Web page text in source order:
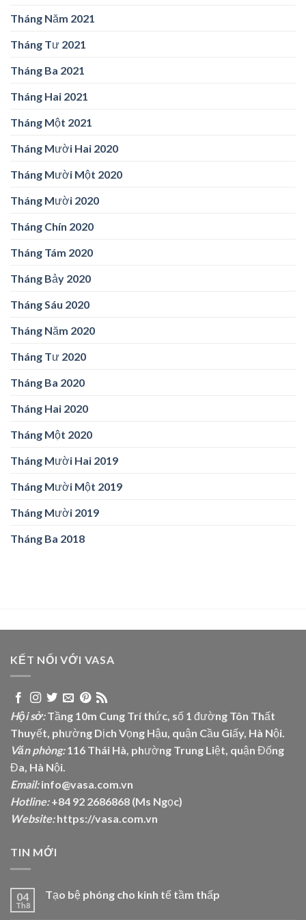
Tháng Năm 2021
Tháng Tư 2021
Tháng Ba 2021
Tháng Hai 2021
Tháng Một 2021
Tháng Mười Hai 2020
Tháng Mười Một 2020
Tháng Mười 2020
Tháng Chín 2020
Tháng Tám 2020
Tháng Bảy 2020
Tháng Sáu 2020
Tháng Năm 2020
Tháng Tư 2020
Tháng Ba 2020
Tháng Hai 2020
Tháng Một 2020
Tháng Mười Hai 2019
Tháng Mười Một 2019
Tháng Mười 2019
Tháng Ba 2018
KẾT NỐI VỚI VASA
Hội sở:Tầng 10m Cung Trí thức, số 1 đường Tôn Thất
Thuyết, phường Dịch Vọng Hậu, quận Cầu Giấy, Hà Nội.
Văn phòng:116 Thái Hà, phường Trung Liệt, quận Đống
Đa, Hà Nội.
Email:info@vasa.com.vn
Hotline:+84 92 2686868 (Ms Ngọc)
Website: https://vasa.com.vn
TIN MỚI
04
Th8
Tạo bệ phóng cho kinh tế tầm thấp